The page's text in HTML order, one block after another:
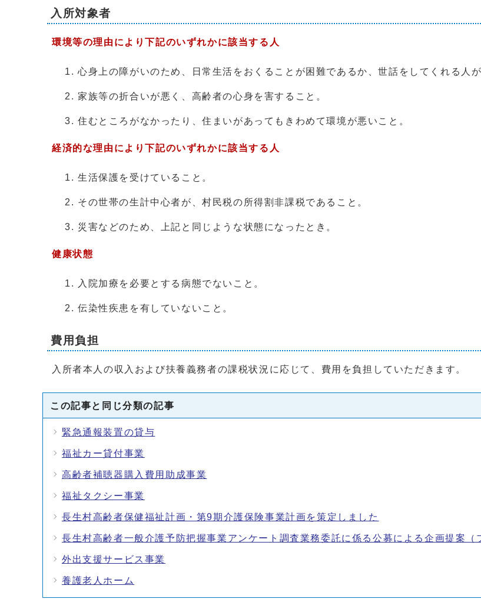
入所対象者
環境等の理由により下記のいずれかに該当する人
心身上の障がいのため、日常生活をおくることが困難であるか、世話をしてくれる人が
家族等の折合いが悪く、高齢者の心身を害すること。
住むところがなかったり、住まいがあってもきわめて環境が悪いこと。
経済的な理由により下記のいずれかに該当する人
生活保護を受けていること。
その世帯の生計中心者が、村民税の所得割非課税であること。
災害などのため、上記と同じような状態になったとき。
健康状態
入院加療を必要とする病態でないこと。
伝染性疾患を有していないこと。
費用負担
入所者本人の収入および扶養義務者の課税状況に応じて、費用を負担していただきます。
この記事と同じ分類の記事
緊急通報装置の貸与
福祉カー貸付事業
高齢者補聴器購入費用助成事業
福祉タクシー事業
長生村高齢者保健福祉計画・第9期介護保険事業計画を策定しました
長生村高齢者一般介護予防把握事業アンケート調査業務委託に係る公募による企画提案（
外出支援サービス事業
養護老人ホーム